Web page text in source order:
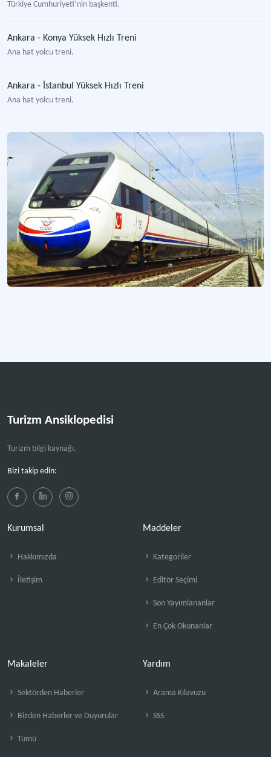
Türkiye Cumhuriyeti’nin başkenti.
Ankara - Konya Yüksek Hızlı Treni
Ana hat yolcu treni.
Ankara - İstanbul Yüksek Hızlı Treni
Ana hat yolcu treni.
Turizm Ansiklopedisi
Turizm bilgi kaynağı.
Bizi takip edin:
Kurumsal
Hakkımızda
İletişim
Maddeler
Kategoriler
Editör Seçimi
Son Yayımlananlar
En Çok Okunanlar
Makaleler
Sektörden Haberler
Bizden Haberler ve Duyurular
Tümü
Yardım
Arama Kılavuzu
SSS